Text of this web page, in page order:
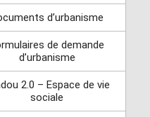
d’urbanisme
de demande
d’urbanisme
2.0 – Espace de vie
sociale